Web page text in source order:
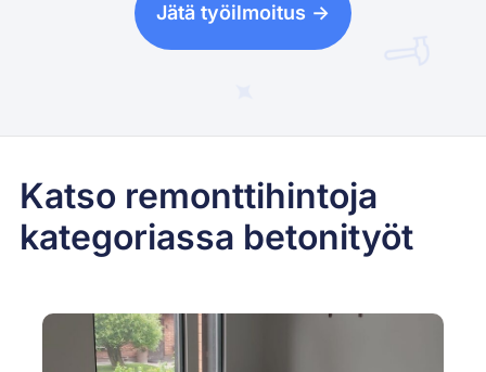
Jätä työilmoitus ->
Katso remonttihintoja
kategoriassa betonityöt